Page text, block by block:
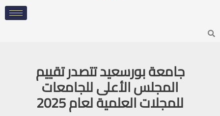
Search
جامعة بورسعيد تتصدر تقييم
المجلس الأعلى للجامعات
للمجلات العلمية لعام 2025